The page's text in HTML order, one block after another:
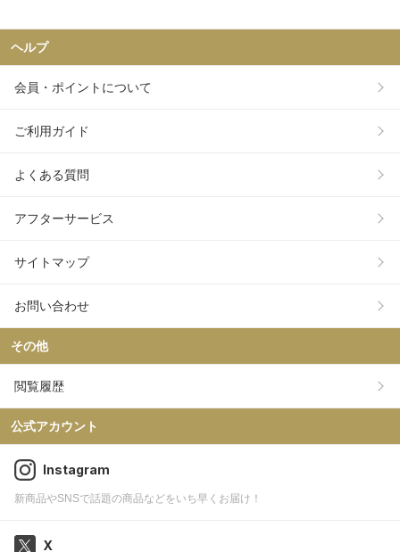
ヘルプ
会員・ポイントについて
ご利用ガイド
よくある質問
アフターサービス
サイトマップ
お問い合わせ
その他
閲覧履歴
公式アカウント
Instagram
新商品やSNSで話題の商品などをいち早くお届け！
X